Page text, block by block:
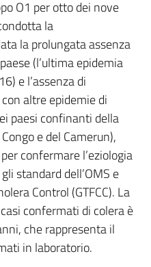
O1 per otto dei nove
la
la prolungata assenza
(l’ultima epidemia
e l’assenza di
altre epidemie di
paesi confinanti della
e del Camerun),
confermare l’eziologia
standard dell’OMS e
Control (GTFCC). La
confermati di colera è
che rappresenta il
in laboratorio.